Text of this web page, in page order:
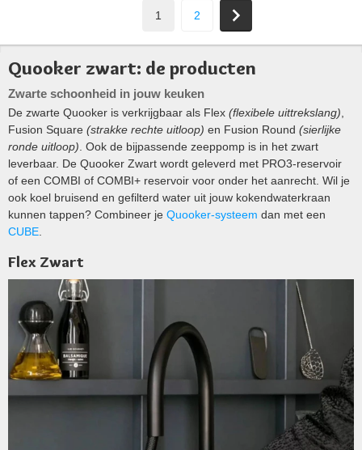
1 2
Quooker zwart: de producten
Zwarte schoonheid in jouw keuken
De zwarte Quooker is verkrijgbaar als Flex (flexibele uittrekslang)
Fusion Square (strakke rechte uitloop) en Fusion Round (sierlijke
ronde uitloop) . Ook de bijpassende zeeppomp is in het zwart
leverbaar. De Quooker Zwart wordt geleverd met PRO3-reservoir
of een COMBI of COMBI+ reservoir voor onder het aanrecht. Wil je
ook koel bruisend en gefilterd water uit jouw kokendwaterkraan
kunnen tappen? Combineer je Quooker-systeem dan met een
CUBE
Flex Zwart